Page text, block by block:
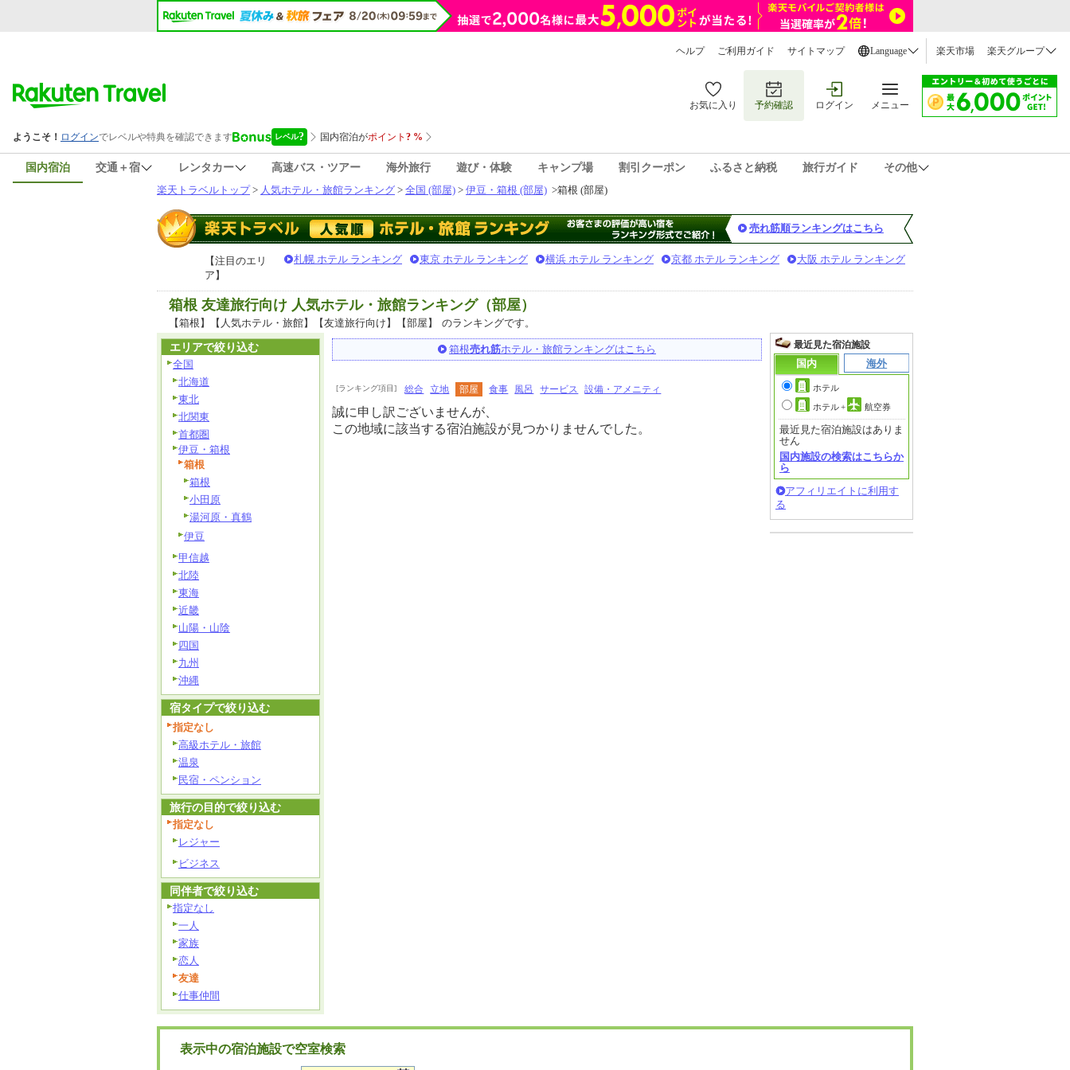
ヘルプ ご利用ガイド サイトマップ Language 楽天市場 楽天グループ
お気に入り 予約確認 ログイン メニュー
国内宿泊 交通＋宿 レンタカー 高速バス・ツアー 海外旅行 遊び・体験 キャンプ場 割引クーポン ふるさと納税 旅行ガイド
その他
楽天トラベルトップ> 人気ホテル・旅館ランキング > 全国 (部屋) > 伊豆・箱根 (部屋) >箱根 (部屋)
売れ筋順ランキングはこちら
【注目のエリ
ア】
札幌 ホテル ランキング 東京 ホテル ランキング 横浜 ホテル ランキング 京都 ホテル ランキング 大阪 ホテル ランキング
箱根 友達旅行向け 人気ホテル・旅館ランキング（部屋）
【箱根】【人気ホテル・旅館】【友達旅行向け】【部屋】 のランキングです。
箱根売れ筋ホテル・旅館ランキングはこちら
[ランキング項目] 総合 立地 部屋 食事 風呂 サービス 設備・アメニティ
誠に申し訳ございませんが、
この地域に該当する宿泊施設が見つかりませんでした。
最近見た宿泊施設
国内
海外
ホテル
ホテル+ 航空券
最近見た宿泊施設はありま
せん
国内施設の検索はこちらか
ら
アフィリエイトに利用す
る
エリアで絞り込む
全国
北海道
東北
北関東
首都圏
伊豆・箱根
箱根
箱根
小田原
湯河原・真鶴
伊豆
甲信越
北陸
東海
近畿
山陽・山陰
四国
九州
沖縄
宿タイプで絞り込む
指定なし
高級ホテル・旅館
温泉
民宿・ペンション
旅行の目的で絞り込む
指定なし
レジャー
ビジネス
同伴者で絞り込む
指定なし
一人
家族
恋人
友達
仕事仲間
表示中の宿泊施設で空室検索